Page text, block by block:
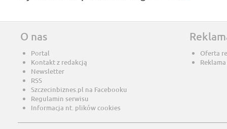
O nas
Portal
Kontakt z redakcją
Newsletter
RSS
Szczecinbiznes.pl na Facebooku
Regulamin serwisu
Informacja nt. plików cookies
Oferta